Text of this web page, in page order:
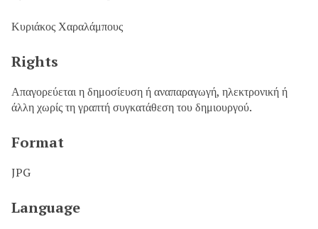
Κυριάκος Χαραλάμπους
Rights
Απαγορεύεται η δημοσίευση ή αναπαραγωγή, ηλεκτρονική ή
άλλη χωρίς τη γραπτή συγκατάθεση του δημιουργού.
Format
JPG
Language